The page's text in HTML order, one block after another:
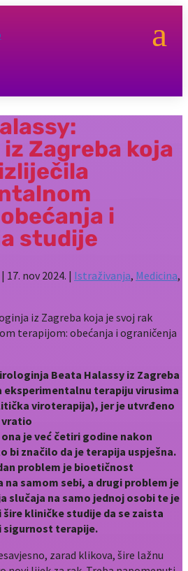
a
Zagreba koja
i
studije
| 17. nov 2024. | Istraživanja, Medicina,
Beata Halassy iz Zagreba
eksperimentalnu terapiju virusima
viroterapija), jer je utvrđeno
vratio
je već četiri godine nakon
bi značilo da je terapija uspješna.
problem je bioetičnost
samom sebi, a drugi problem je
slučaja na samo jednoj osobi te je
kliničke studije da se zaista
terapije.
zarad klikova, šire lažnu